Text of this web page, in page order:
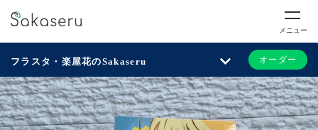
メニュー
フラスタ・楽屋花のSakaseru オーダー